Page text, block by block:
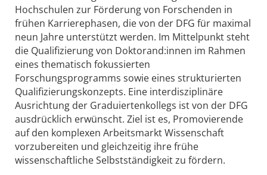
Hochschulen zur Förderung von Forschenden in
frühen Karrierephasen, die von der DFG für maximal
neun Jahre unterstützt werden. Im Mittelpunkt steht
die Qualifizierung von Doktorand:innen im Rahmen
eines thematisch fokussierten
Forschungsprogramms sowie eines strukturierten
Qualifizierungskonzepts. Eine interdisziplinäre
Ausrichtung der Graduiertenkollegs ist von der DFG
ausdrücklich erwünscht. Ziel ist es, Promovierende
auf den komplexen Arbeitsmarkt Wissenschaft
vorzubereiten und gleichzeitig ihre frühe
wissenschaftliche Selbstständigkeit zu fördern.